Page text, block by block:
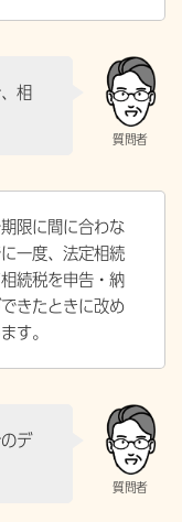
相
限に間に合わな
一度、法定相続
続税を申告・納
きたときに改め
す。
デ